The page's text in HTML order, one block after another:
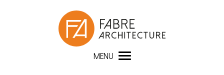
MENU
Panneau de gestion des cookies